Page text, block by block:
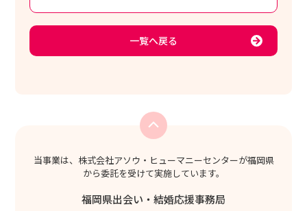
一覧へ戻る
当事業は、株式会社アソウ・ヒューマニーセンターが福岡県
から委託を受けて実施しています。
福岡県出会い・結婚応援事務局